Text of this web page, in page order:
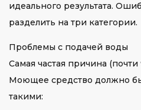
идеального результата.
разделить на три категории.
Проблемы с подачей воды
Самая частая причина
Моющее средство должно
такими: